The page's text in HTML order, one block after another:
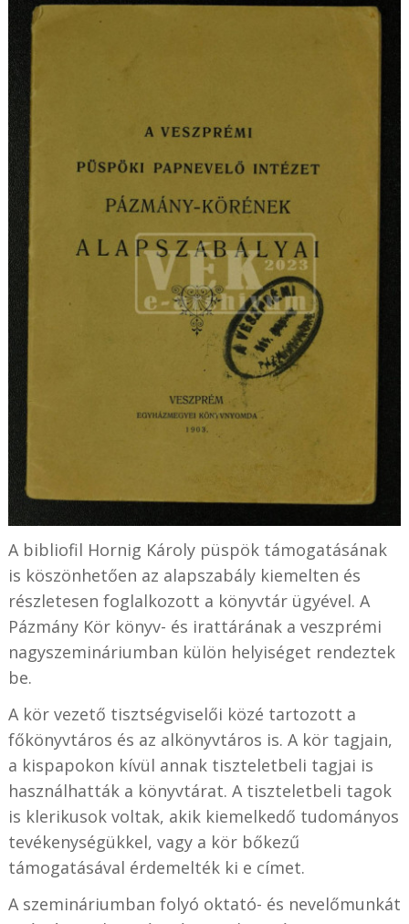
A bibliofil Hornig Károly püspök támogatásának
is köszönhetően az alapszabály kiemelten és
részletesen foglalkozott a könyvtár ügyével. A
Pázmány Kör könyv- és irattárának a veszprémi
nagyszemináriumban külön helyiséget rendeztek
be.
A kör vezető tisztségviselői közé tartozott a
főkönyvtáros és az alkönyvtáros is. A kör tagjain,
a kispapokon kívül annak tiszteletbeli tagjai is
használhatták a könyvtárat. A tiszteletbeli tagok
is klerikusok voltak, akik kiemelkedő tudományos
tevékenységükkel, vagy a kör bőkezű
támogatásával érdemelték ki e címet.
A szemináriumban folyó oktató- és nevelőmunkát